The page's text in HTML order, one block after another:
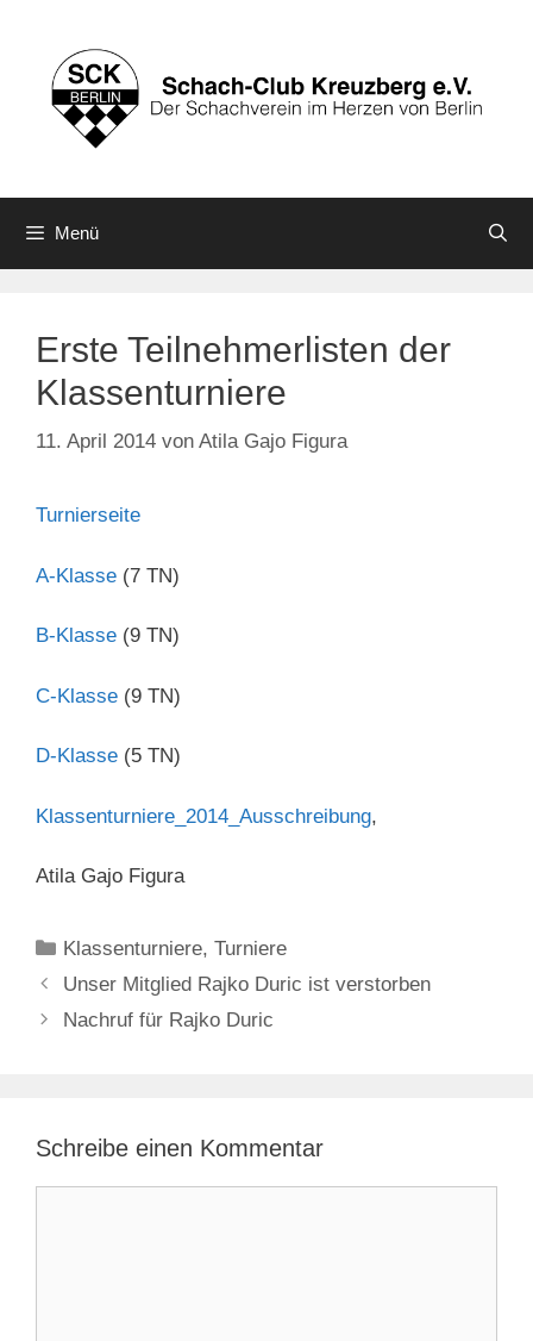
springen
Menü
Erste Teilnehmerlisten der
Klassenturniere
11. April 2014 von Atila Gajo Figura
Turnierseite
A-Klasse (7 TN)
B-Klasse (9 TN)
C-Klasse (9 TN)
D-Klasse (5 TN)
Klassenturniere_2014_Ausschreibung,
Atila Gajo Figura
Kategorien
Klassenturniere,Turniere
Unser Mitglied Rajko Duric ist verstorben
Nachruf für Rajko Duric
Schreibe einen Kommentar